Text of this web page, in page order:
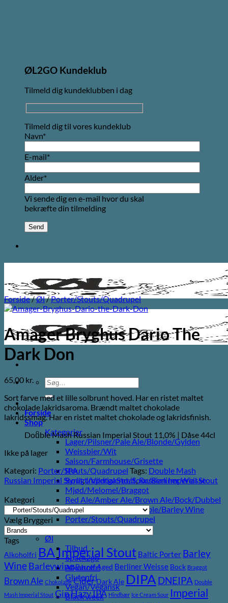
ØL2GO Kundeklub
Tilmeld dig kundeklubben i dag
Tilmeld dig til vores kundeklub
Navn*
E-mail*
Alder*
Vi sende dig en e-mail hvor du skal
bekræfte din tilmelding
Søg
efter:
Forside
Shop
Kategorier
Lager/Pilsner/Pale Ale/Blonde/Gylden
Weissbier/Wit
Saison/Farmhouse/Grisette
IPA
Syrligt/Vildtgæret/Sour/Berliner Weisse
Mjød/Melomel/Braggot
Red Ale/Amber Ale/Brown Ale/Bock/Dubbel
Strong Ale/Dark Ale/Triple/Barley Wine
Porter/Stouts/Quadrupel
Røgøl
Øl
Tilbud
6pack2go
Alkoholfri
Glutenfri
Vegan/Vegansk
Black week
Forside/Øl/Porter/Stouts/Quadrupel
Amager Bryghus Dario The
Dark Don
65,00 kr.
Sort farve med et lille solbrunt hoved. Har en ristet maltet
chokolade lakridsaroma. Brændt maltet chokolade
lakridssmag. Har en ristet maltet chokolade og lakridsfinish.
Double Mash Russian Imperial Stout 11,0% | Dåse 44cl
Ikke på lager
Kategori: Porter/Stouts/Quadrupel Tags: Double Mash
Russian Imperial Stout,Imperial Stout,Russian Imperial Stout
Kategori
Vælg Bryggeri
Tags
Alkoholfri BA Imperial Stout Baltic Porter Barley
Wine BarleywineBarrel Aged Berliner Weisse Bock Braggot
Brown Ale Chokolade CiderDark Ale DIPA DNEIPA Double
Mash Imperial Stout GinHazy IPA Hindbær Ice Cream Sour Imperial